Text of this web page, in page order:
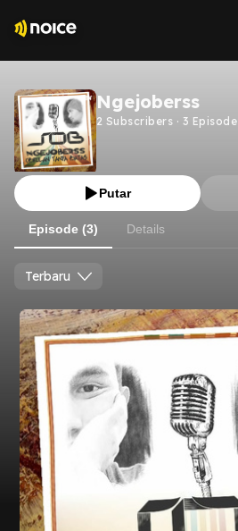
Ngejoberss
2 Subscribers · 3 Episode
Putar
Episode (3) Details
Terbaru